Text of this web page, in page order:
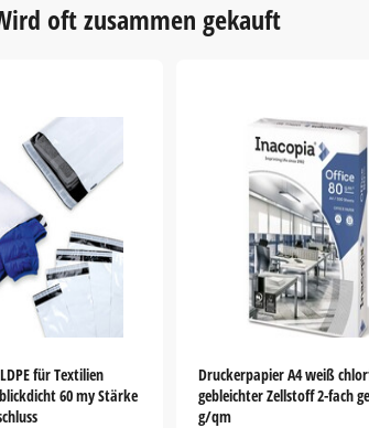
oft zusammen gekauft
für Textilien
60 my Stärke
Druckerpapier A4 weiß
gebleichter Zellstoff 2-fach
g/qm